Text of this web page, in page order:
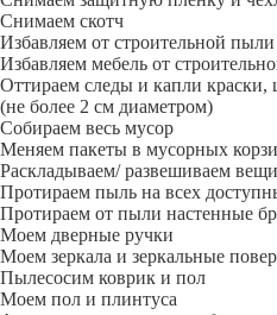
Снимаем скотч
Избавляем от строительной
Избавляем мебель от
Оттираем следы и капли краски,
(не более 2 см диаметром)
Собираем весь мусор
Меняем пакеты в мусорных
Раскладываем/ развешиваем
Протираем пыль на всех
Протираем от пыли настенные
Моем дверные ручки
Моем зеркала и зеркальные
Пылесосим коврик и пол
Моем пол и плинтуса